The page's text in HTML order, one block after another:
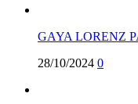
GAYA LORENZ
28/10/2024 0